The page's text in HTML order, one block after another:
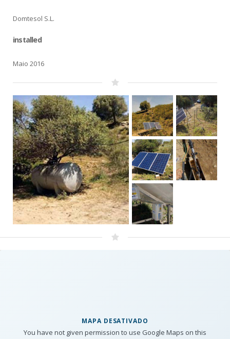
Domtesol S.L.
installed
Maio 2016
MAPA DESATIVADO
You have not given permission to use Google Maps on this